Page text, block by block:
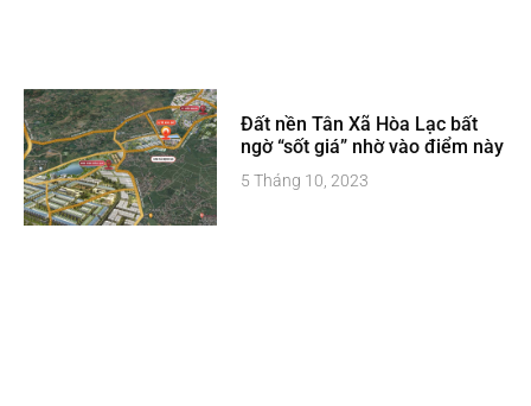
Đất nền Tân Xã Hòa Lạc bất
ngờ “sốt giá” nhờ vào điểm này
5 Tháng 10, 2023